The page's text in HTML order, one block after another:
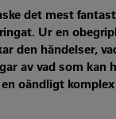
det mest
Ur en
den händelser,
av vad som kan
oändligt